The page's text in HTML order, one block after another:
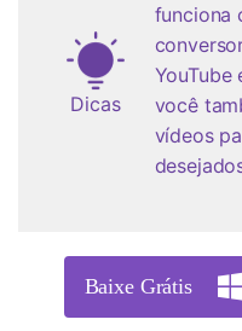
Dicas
funciona
YouTube
você
vídeos
Baixe Grátis